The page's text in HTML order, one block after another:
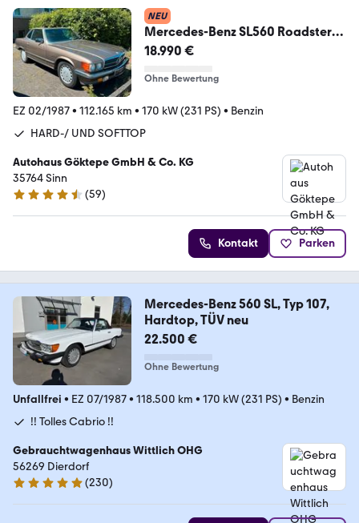
NEU
Mercedes-Benz SL560 Roadster
LEDER HARD-/SOFTTOP
18.990 €
Ohne Bewertung
EZ 02/1987• 112.165 km • 170 kW (231 PS) • Benzin
HARD-/ UND SOFTTOP
Autohaus Göktepe GmbH & Co. KG
35764 Sinn
4.3 Sterne
(59)
Kontakt Parken
Mercedes-Benz 560 SL, Typ 107,
Hardtop, TÜV neu
22.500 €
Ohne Bewertung
Unfallfrei • EZ 07/1987• 118.500 km • 170 kW (231 PS) • Benzin
!! Tolles Cabrio !!
Gebrauchtwagenhaus Wittlich OHG
56269 Dierdorf
5 Sterne
(230)